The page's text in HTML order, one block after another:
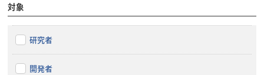
対象
研究者
開発者